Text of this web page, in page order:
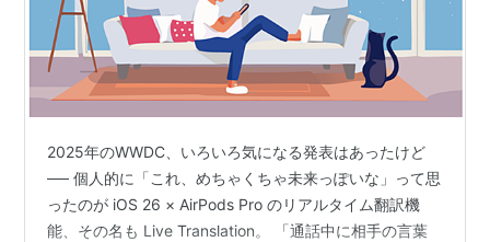
2025年のWWDC、いろいろ気になる発表はあったけど
── 個人的に「これ、めちゃくちゃ未来っぽいな」って思
ったのが iOS 26 × AirPods Pro のリアルタイム翻訳機
能、その名も Live Translation。 「通話中に相手の言葉